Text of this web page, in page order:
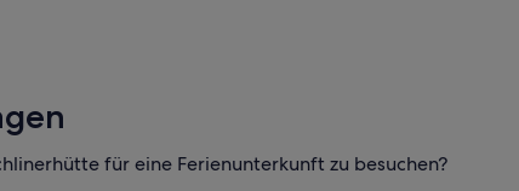
für eine Ferienunterkunft zu besuchen?